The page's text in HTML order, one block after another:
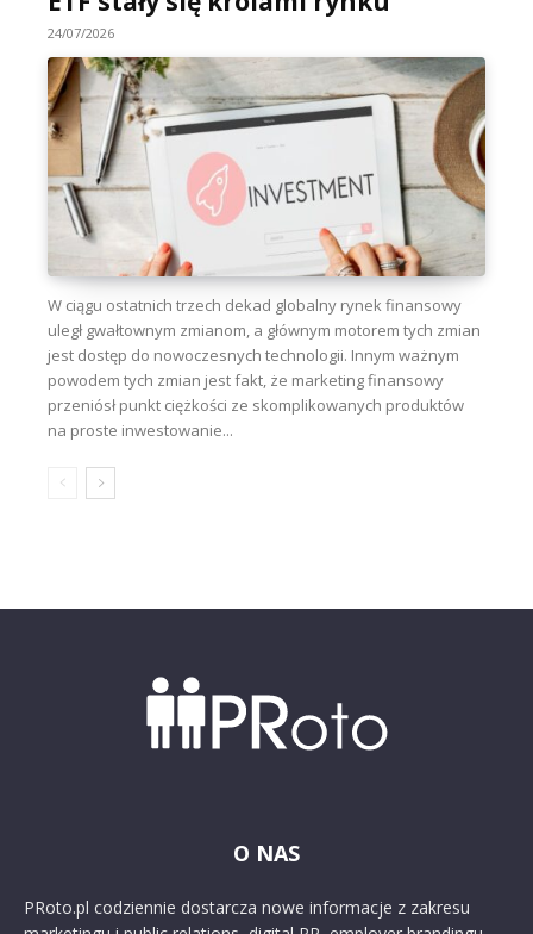
24/07/2026
W ciągu ostatnich trzech dekad globalny rynek finansowy
uległ gwałtownym zmianom, a głównym motorem tych zmian
jest dostęp do nowoczesnych technologii. Innym ważnym
powodem tych zmian jest fakt, że marketing finansowy
przeniósł punkt ciężkości ze skomplikowanych produktów
na proste inwestowanie...
O NAS
PRoto.pl codziennie dostarcza nowe informacje z zakresu